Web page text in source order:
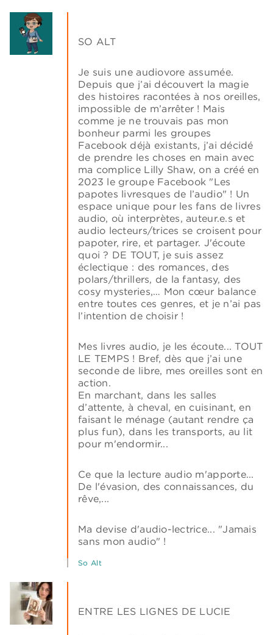
SO ALT
Je suis une audiovore assumée.
Depuis que j’ai découvert la magie
des histoires racontées à nos oreilles,
impossible de m’arrêter ! Mais
comme je ne trouvais pas mon
bonheur parmi les groupes
Facebook déjà existants, j’ai décidé
de prendre les choses en main avec
ma complice Lilly Shaw, on a créé en
2023 le groupe Facebook "Les
papotes livresques de l’audio" ! Un
espace unique pour les fans de livres
audio, où interprètes, auteur.e.s et
audio lecteurs/trices se croisent pour
papoter, rire, et partager. J'écoute
quoi ? DE TOUT, je suis assez
éclectique : des romances, des
polars/thrillers, de la fantasy, des
cosy mysteries,… Mon cœur balance
entre toutes ces genres, et je n’ai pas
l’intention de choisir !
Mes livres audio, je les écoute... TOUT
LE TEMPS ! Bref, dès que j’ai une
seconde de libre, mes oreilles sont en
action.
En marchant, dans les salles
d’attente, à cheval, en cuisinant, en
faisant le ménage (autant rendre ça
plus fun), dans les transports, au lit
pour m'endormir...
Ce que la lecture audio m'apporte...
De l'évasion, des connaissances, du
rêve,...
Ma devise d'audio-lectrice... "Jamais
sans mon audio" !
So Alt
ENTRE LES LIGNES DE LUCIE